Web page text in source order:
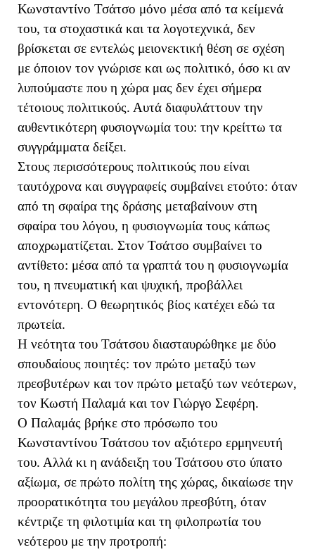
Κωνσταντίνο Τσάτσο μόνο μέσα από τα κείμενά
του, τα στοχαστικά και τα λογοτεχνικά, δεν
βρίσκεται σε εντελώς μειονεκτική θέση σε σχέση
με όποιον τον γνώρισε και ως πολιτικό, όσο κι αν
λυπούμαστε που η χώρα μας δεν έχει σήμερα
τέτοιους πολιτικούς. Αυτά διαφυλάττουν την
αυθεντικότερη φυσιογνωμία του: την κρείττω τα
συγγράμματα δείξει.
Στους περισσότερους πολιτικούς που είναι
ταυτόχρονα και συγγραφείς συμβαίνει ετούτο: όταν
από τη σφαίρα της δράσης μεταβαίνουν στη
σφαίρα του λόγου, η φυσιογνωμία τους κάπως
αποχρωματίζεται. Στον Τσάτσο συμβαίνει το
αντίθετο: μέσα από τα γραπτά του η φυσιογνωμία
του, η πνευματική και ψυχική, προβάλλει
εντονότερη. Ο θεωρητικός βίος κατέχει εδώ τα
πρωτεία.
Η νεότητα του Τσάτσου διασταυρώθηκε με δύο
σπουδαίους ποιητές: τον πρώτο μεταξύ των
πρεσβυτέρων και τον πρώτο μεταξύ των νεότερων,
τον Κωστή Παλαμά και τον Γιώργο Σεφέρη.
Ο Παλαμάς βρήκε στο πρόσωπο του
Κωνσταντίνου Τσάτσου τον αξιότερο ερμηνευτή
του. Αλλά κι η ανάδειξη του Τσάτσου στο ύπατο
αξίωμα, σε πρώτο πολίτη της χώρας, δικαίωσε την
προορατικότητα του μεγάλου πρεσβύτη, όταν
κέντριζε τη φιλοτιμία και τη φιλοπρωτία του
νεότερου με την προτροπή: